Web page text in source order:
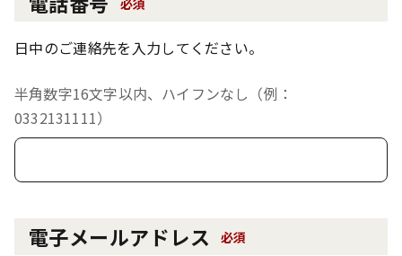
必須
日中のご連絡先を入力してください。
半角数字16文字以内、ハイフンなし（例：
0332131111）
電子メールアドレス 必須